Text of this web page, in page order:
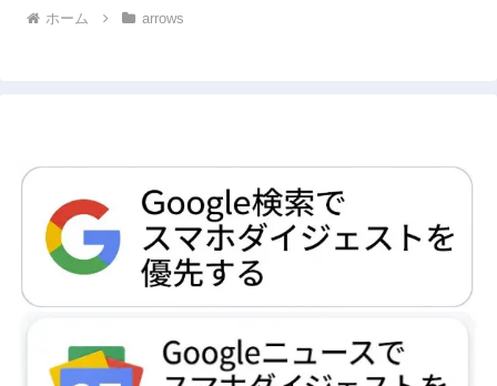
ホーム arrows